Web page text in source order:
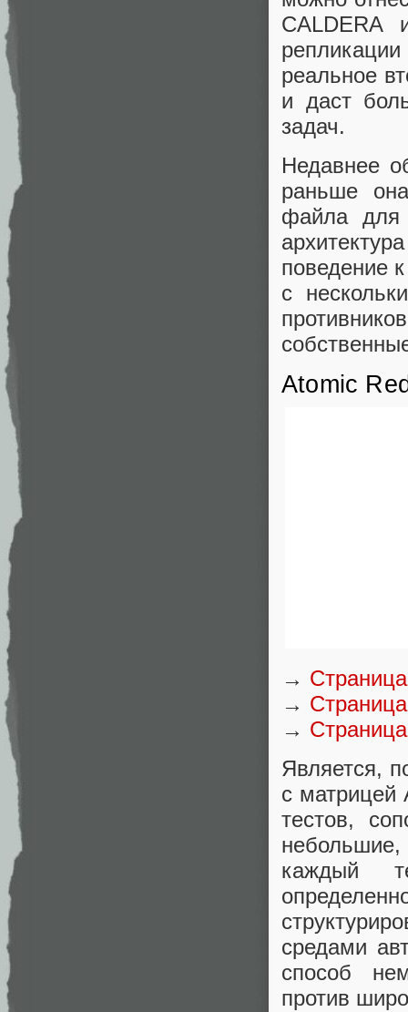
CALDERA
реальное
и даст
задач.
Недавнее
раньше
файла для
поведение
с
Atomic
→
→
→
Является,
с матрицей
тестов,
небольшие,
каждый
средами
способ
против